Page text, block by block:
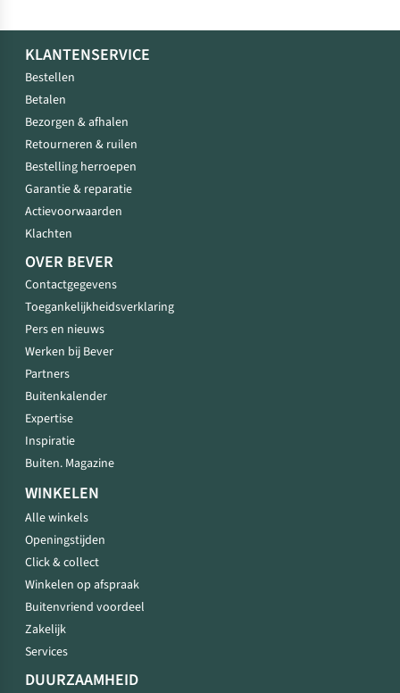
KLANTENSERVICE
Bestellen
Betalen
Bezorgen & afhalen
Retourneren & ruilen
Bestelling herroepen
Garantie & reparatie
Actievoorwaarden
Klachten
OVER BEVER
Contactgegevens
Toegankelijkheidsverklaring
Pers en nieuws
Werken bij Bever
Partners
Buitenkalender
Expertise
Inspiratie
Buiten. Magazine
WINKELEN
Alle winkels
Openingstijden
Click & collect
Winkelen op afspraak
Buitenvriend voordeel
Zakelijk
Services
DUURZAAMHEID